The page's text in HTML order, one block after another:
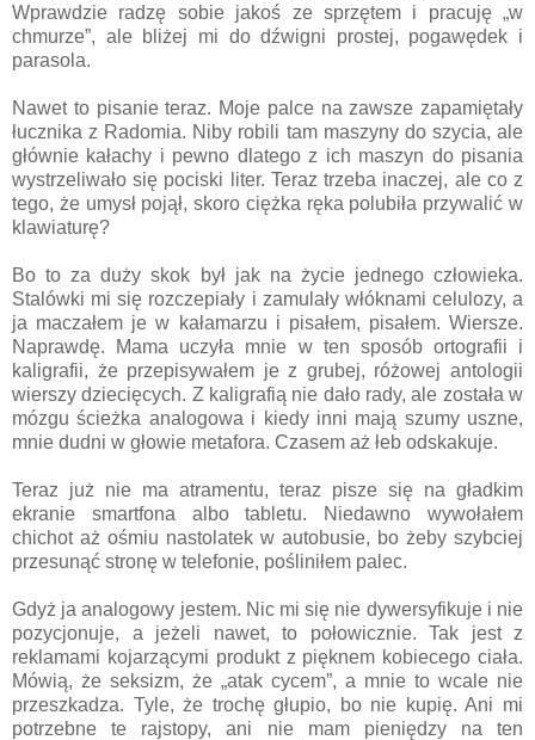
Wprawdzie radzę sobie jakoś ze sprzętem i pracuję „w
chmurze”, ale bliżej mi do dźwigni prostej, pogawędek i
parasola.
Nawet to pisanie teraz. Moje palce na zawsze zapamiętały
łucznika z Radomia. Niby robili tam maszyny do szycia, ale
głównie kałachy i pewno dlatego z ich maszyn do pisania
wystrzeliwało się pociski liter. Teraz trzeba inaczej, ale co z
tego, że umysł pojął, skoro ciężka ręka polubiła przywalić w
klawiaturę?
Bo to za duży skok był jak na życie jednego człowieka.
Stalówki mi się rozczepiały i zamulały włóknami celulozy, a
ja maczałem je w kałamarzu i pisałem, pisałem. Wiersze.
Naprawdę. Mama uczyła mnie w ten sposób ortografii i
kaligrafii, że przepisywałem je z grubej, różowej antologii
wierszy dziecięcych. Z kaligrafią nie dało rady, ale została w
mózgu ścieżka analogowa i kiedy inni mają szumy uszne,
mnie dudni w głowie metafora. Czasem aż łeb odskakuje.
Teraz już nie ma atramentu, teraz pisze się na gładkim
ekranie smartfona albo tabletu. Niedawno wywołałem
chichot aż ośmiu nastolatek w autobusie, bo żeby szybciej
przesunąć stronę w telefonie, pośliniłem palec.
Gdyż ja analogowy jestem. Nic mi się nie dywersyfikuje i nie
pozycjonuje, a jeżeli nawet, to połowicznie. Tak jest z
reklamami kojarzącymi produkt z pięknem kobiecego ciała.
Mówią, że seksizm, że „atak cycem”, a mnie to wcale nie
przeszkadza. Tyle, że trochę głupio, bo nie kupię. Ani mi
potrzebne te rajstopy, ani nie mam pieniędzy na ten